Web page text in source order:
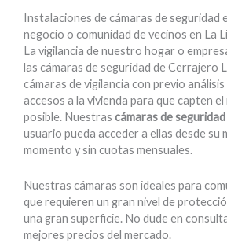
Instalaciones de cámaras de seguridad
negocio o comunidad de vecinos en La
La vigilancia de nuestro hogar o
las cámaras de seguridad de Cerrajero
cámaras de vigilancia con previo
accesos a la vivienda para que capten
posible. Nuestras cámaras de seguridad
usuario pueda acceder a ellas desde su
momento y sin cuotas mensuales.
Nuestras cámaras son ideales para
que requieren un gran nivel de
una gran superficie. No dude en
mejores precios del mercado.